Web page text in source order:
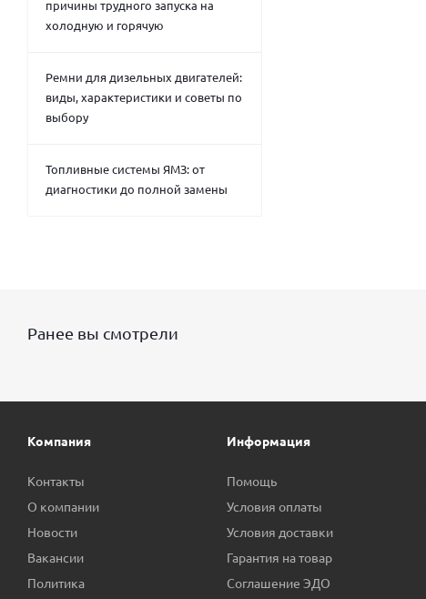
причины трудного запуска на
холодную и горячую
Ремни для дизельных двигателей:
виды, характеристики и советы по
выбору
Топливные системы ЯМЗ: от
диагностики до полной замены
Ранее вы смотрели
Компания
Контакты
О компании
Новости
Вакансии
Политика
Информация
Помощь
Условия оплаты
Условия доставки
Гарантия на товар
Соглашение ЭДО